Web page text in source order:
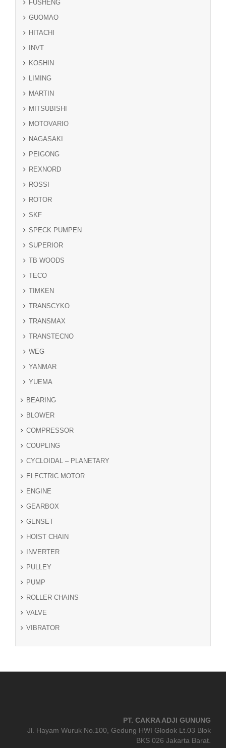
FUSHENG
GUOMAO
HITACHI
INVT
KOSHIN
LIMING
MARTIN
MITSUBISHI
MOTOVARIO
NAGASAKI
PEIGONG
REXNORD
ROSSI
ROTOR
SKF
SPECK PUMPEN
SUPERIOR
TB WOODS
TECO
TIMKEN
TRANSCYKO
TRANSMAX
TRANSTECNO
WEG
YANMAR
YUEMA
BEARING
BLOWER
COMPRESSOR
COUPLING
CYCLOIDAL – PLANETARY
ELECTRIC MOTOR
ENGINE
GEARBOX
GENSET
HOIST CHAIN
INVERTER
PULLEY
PUMP
ROLLER CHAINS
VALVE
VIBRATOR
PT. CAKRA ADJI GUNUNG
Jl. Hayam Wuruk No.100, Gedung HWI Glodok Lt.03 Blok
BKS 026 Jakarta Barat.